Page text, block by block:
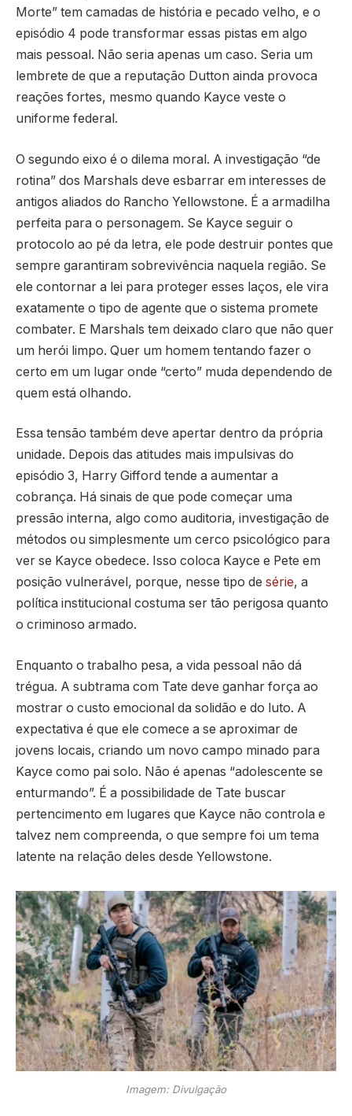
Morte” tem camadas de história e pecado velho, e o
episódio 4 pode transformar essas pistas em algo
mais pessoal. Não seria apenas um caso. Seria um
lembrete de que a reputação Dutton ainda provoca
reações fortes, mesmo quando Kayce veste o
uniforme federal.
O segundo eixo é o dilema moral. A investigação “de
rotina” dos Marshals deve esbarrar em interesses de
antigos aliados do Rancho Yellowstone. É a armadilha
perfeita para o personagem. Se Kayce seguir o
protocolo ao pé da letra, ele pode destruir pontes que
sempre garantiram sobrevivência naquela região. Se
ele contornar a lei para proteger esses laços, ele vira
exatamente o tipo de agente que o sistema promete
combater. E Marshals tem deixado claro que não quer
um herói limpo. Quer um homem tentando fazer o
certo em um lugar onde “certo” muda dependendo de
quem está olhando.
Essa tensão também deve apertar dentro da própria
unidade. Depois das atitudes mais impulsivas do
episódio 3, Harry Gifford tende a aumentar a
cobrança. Há sinais de que pode começar uma
pressão interna, algo como auditoria, investigação de
métodos ou simplesmente um cerco psicológico para
ver se Kayce obedece. Isso coloca Kayce e Pete em
posição vulnerável, porque, nesse tipo de série, a
política institucional costuma ser tão perigosa quanto
o criminoso armado.
Enquanto o trabalho pesa, a vida pessoal não dá
trégua. A subtrama com Tate deve ganhar força ao
mostrar o custo emocional da solidão e do luto. A
expectativa é que ele comece a se aproximar de
jovens locais, criando um novo campo minado para
Kayce como pai solo. Não é apenas “adolescente se
enturmando”. É a possibilidade de Tate buscar
pertencimento em lugares que Kayce não controla e
talvez nem compreenda, o que sempre foi um tema
latente na relação deles desde Yellowstone.
Imagem: Divulgação